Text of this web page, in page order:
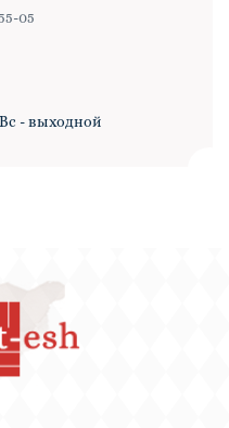
05
- выходной